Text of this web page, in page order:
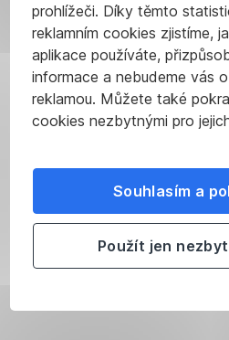
prohlížeči. Díky těmto
reklamním cookies zjistíme,
aplikace používáte,
informace a nebudeme vás
reklamou. Můžete také
cookies nezbytnými pro
Souhlasím a
Použít jen